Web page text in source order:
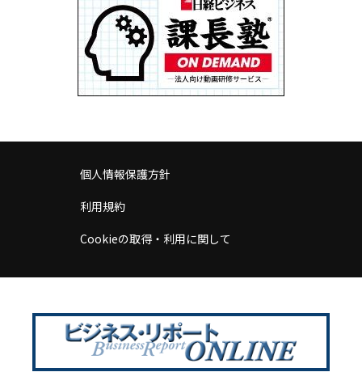
個人情報保護方針
利用規約
Cookieの取得・利用に関して